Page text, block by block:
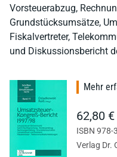
Vorsteuerabzug,
Grundstücksumsätze,
Fiskalvertreter,
und Diskussionsbericht
Mehr
62,80 €
ISBN 978-
Verlag Dr.